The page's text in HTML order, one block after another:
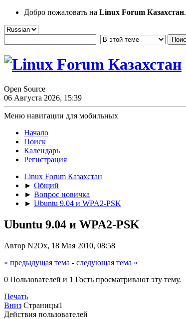
Добро пожаловать на Linux Forum Казахстан.
Open Source
06 Августа 2026, 15:39
Меню навигации для мобильных
Начало
Поиск
Календарь
Регистрация
Linux Forum Казахстан
► Общий
► Вопрос новичка
► Ubuntu 9.04 и WPA2-PSK
Ubuntu 9.04 и WPA2-PSK
Автор N2Ox, 18 Мая 2010, 08:58
« предыдущая тема - следующая тема »
0 Пользователей и 1 Гость просматривают эту тему.
Печать
Вниз Страницы1
Действия пользователей